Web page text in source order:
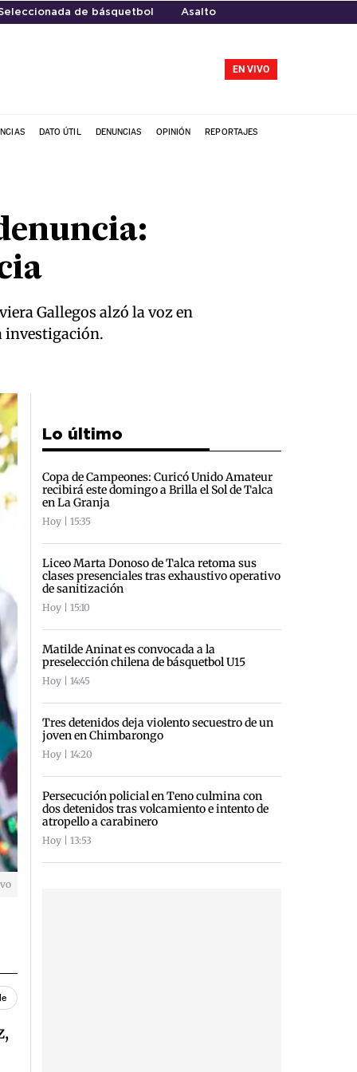
de básquetbol Asalto
EN VIVO
DATO ÚTIL DENUNCIAS OPINIÓN REPORTAJES
Gallegos alzó la voz en
investigación.
Lo último
Copa de Campeones: Curicó Unido Amateur
recibirá este domingo a Brilla el Sol de Talca
en La Granja
Hoy | 15:35
Liceo Marta Donoso de Talca retoma sus
clases presenciales tras exhaustivo operativo
de sanitización
Hoy | 15:10
Matilde Aninat es convocada a la
preselección chilena de básquetbol U15
Hoy | 14:45
Tres detenidos deja violento secuestro de un
joven en Chimbarongo
Hoy | 14:20
Persecución policial en Teno culmina con
dos detenidos tras volcamiento e intento de
atropello a carabinero
Hoy | 13:53